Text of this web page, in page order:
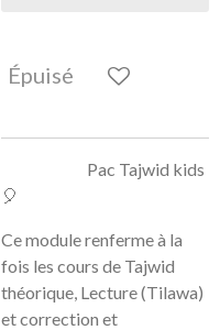
Épuisé
Pac Tajwid kids
🎈
Ce module renferme à la
fois les cours de Tajwid
théorique, Lecture (Tilawa)
et correction et